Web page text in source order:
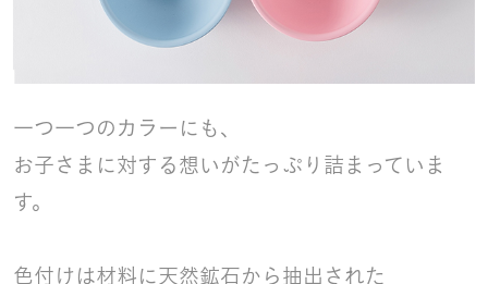
一つ一つのカラーにも、
お子さまに対する想いがたっぷり詰まっていま
す。
色付けは材料に天然鉱石から抽出された